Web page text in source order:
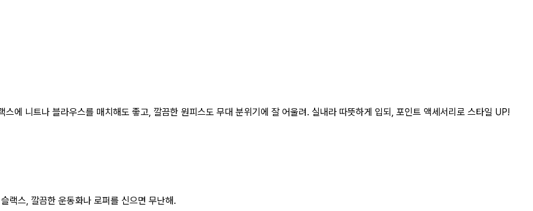
에 니트나 블라우스를 매치해도 좋고, 깔끔한 원피스도 무대 분위기에 잘 어울려. 실내라 따뜻하게 입되, 포인트 액세서리로 스타일 UP!
랙스, 깔끔한 운동화나 로퍼를 신으면 무난해.